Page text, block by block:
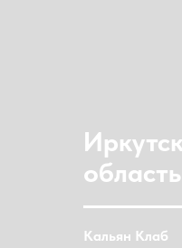
область
Кальян Клаб